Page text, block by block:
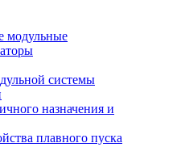
модульные
системы
назначения и
плавного пуска